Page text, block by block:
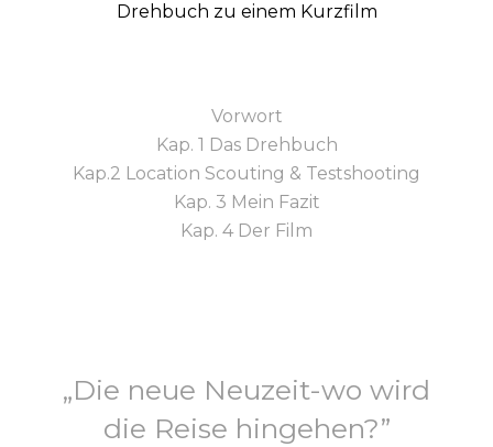
Drehbuch zu einem Kurzfilm
Vorwort
Kap. 1 Das Drehbuch
Kap.2 Location Scouting & Testshooting
Kap. 3 Mein Fazit
Kap. 4 Der Film
„Die neue Neuzeit-wo wird
die Reise hingehen?”